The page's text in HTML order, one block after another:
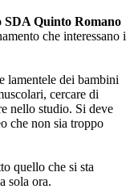
SDA Quinto Romano
che interessano i
lamentele dei bambini
cercare di
nello studio. Si deve
che non sia troppo
quello che si sta
sola ora.